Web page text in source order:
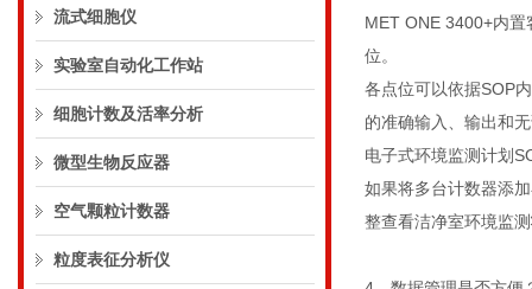
流式细胞仪
实验室自动化工作站
细胞计数及活率分析
微型生物反应器
空气颗粒计数器
粒度表征分析仪
MET ONE 3400+内
位。
各点位可以依据SOP
的准确输入、输出和
电子式环境监测计划
如果将多台计数器添
整查看洁净室环境监